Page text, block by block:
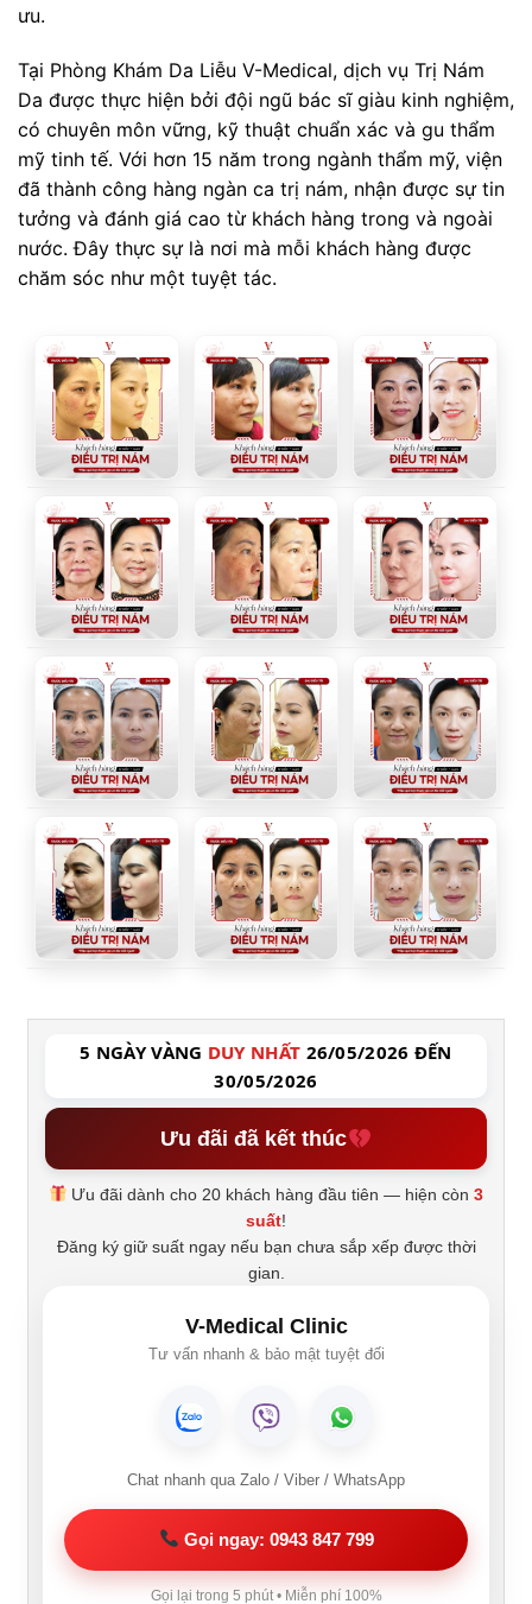
ưu.
Tại Phòng Khám Da Liễu V-Medical, dịch vụ Trị Nám
Da được thực hiện bởi đội ngũ bác sĩ giàu kinh nghiệm,
có chuyên môn vững, kỹ thuật chuẩn xác và gu thẩm
mỹ tinh tế. Với hơn 15 năm trong ngành thẩm mỹ, viện
đã thành công hàng ngàn ca trị nám, nhận được sự tin
tưởng và đánh giá cao từ khách hàng trong và ngoài
nước. Đây thực sự là nơi mà mỗi khách hàng được
chăm sóc như một tuyệt tác.
5 NGÀY VÀNG DUY NHẤT 26/05/2026 ĐẾN
30/05/2026
Ưu đãi đã kết thúc
Ưu đãi dành cho 20 khách hàng đầu tiên — hiện còn3
suất!
Đăng ký giữ suất ngay nếu bạn chưa sắp xếp được thời
gian.
V-Medical Clinic
Tư vấn nhanh & bảo mật tuyệt đối
Chat nhanh qua Zalo / Viber / WhatsApp
Gọi ngay: 0943 847 799
Gọi lại trong 5 phút • Miễn phí 100%